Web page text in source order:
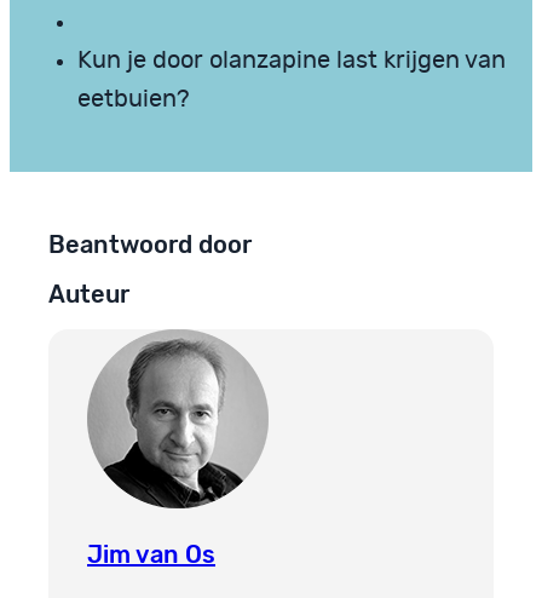
Kun je door olanzapine last krijgen van
eetbuien?
Beantwoord door
Auteur
Jim van Os